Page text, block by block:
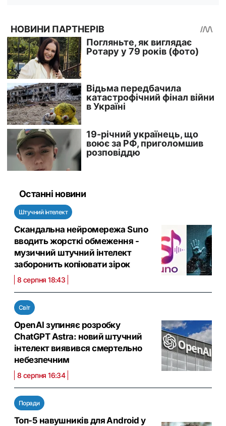
Останні новини
Штучний інтелект
Скандальна нейромережа Suno
вводить жорсткі обмеження -
музичний штучний інтелект
заборонить копіювати зірок
8 серпня 18:43
Світ
OpenAI зупиняє розробку
ChatGPT Astra: новий штучний
інтелект виявився смертельно
небезпечним
8 серпня 16:34
Поради
Топ-5 навушників для Android у